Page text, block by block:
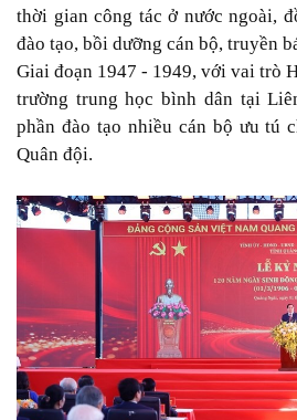
thời gian công tác ở nước ngoài,
đào tạo, bồi dưỡng cán bộ, truyền
Giai đoạn 1947 - 1949, với vai trò
trường trung học bình dân tại
phần đào tạo nhiều cán bộ ưu tú
Quân đội.